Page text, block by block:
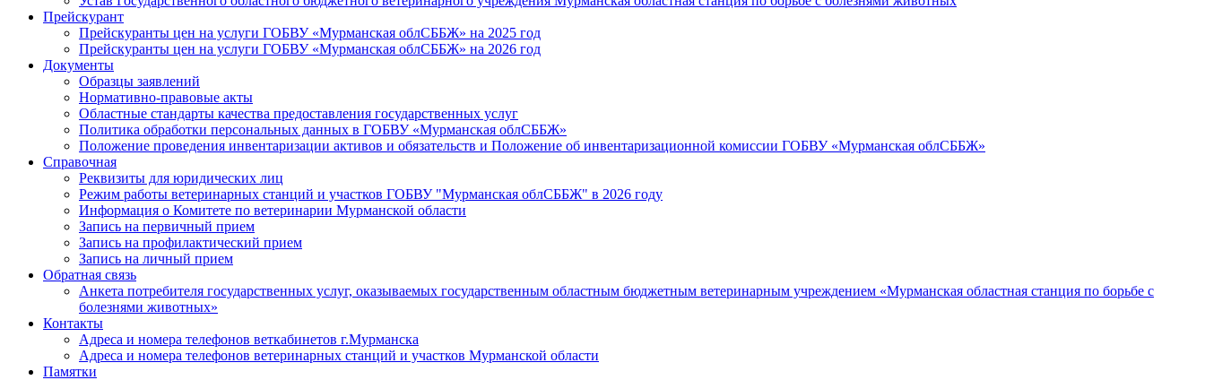
Прейскурант
Прейскуранты цен на услуги ГОБВУ «Мурманская облСББЖ» на 2025 год
Прейскуранты цен на услуги ГОБВУ «Мурманская облСББЖ» на 2026 год
Документы
Образцы заявлений
Нормативно-правовые акты
Областные стандарты качества предоставления государственных услуг
Политика обработки персональных данных в ГОБВУ «Мурманская облСББЖ»
Положение проведения инвентаризации активов и обязательств и Положение об инвентаризационной комиссии ГОБВУ «Мурманская облСББЖ»
Справочная
Реквизиты для юридических лиц
Режим работы ветеринарных станций и участков ГОБВУ "Мурманская облСББЖ" в 2026 году
Информация о Комитете по ветеринарии Мурманской области
Запись на первичный прием
Запись на профилактический прием
Запись на личный прием
Обратная связь
Анкета потребителя государственных услуг, оказываемых государственным областным бюджетным ветеринарным учреждением «Мурманская областная станция по борьбе с
болезнями животных»
Контакты
Адреса и номера телефонов веткабинетов г.Мурманска
Адреса и номера телефонов ветеринарных станций и участков Мурманской области
Памятки